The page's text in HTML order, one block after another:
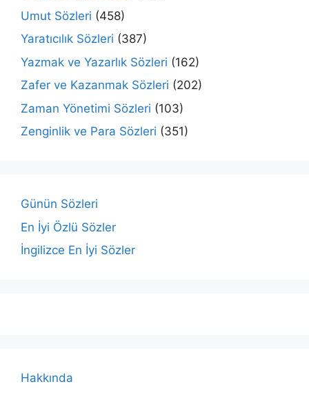
Umut Sözleri (458)
Yaratıcılık Sözleri (387)
Yazmak ve Yazarlık Sözleri (162)
Zafer ve Kazanmak Sözleri (202)
Zaman Yönetimi Sözleri (103)
Zenginlik ve Para Sözleri (351)
Günün Sözleri
En İyi Özlü Sözler
İngilizce En İyi Sözler
Hakkında